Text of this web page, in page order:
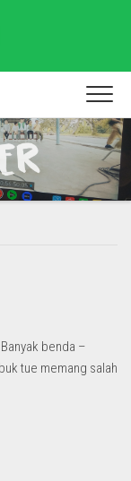
benda –
tue memang salah